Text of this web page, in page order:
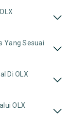
Yang Sesuai
Di OLX
OLX